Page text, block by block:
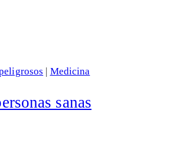
Medicina
sanas